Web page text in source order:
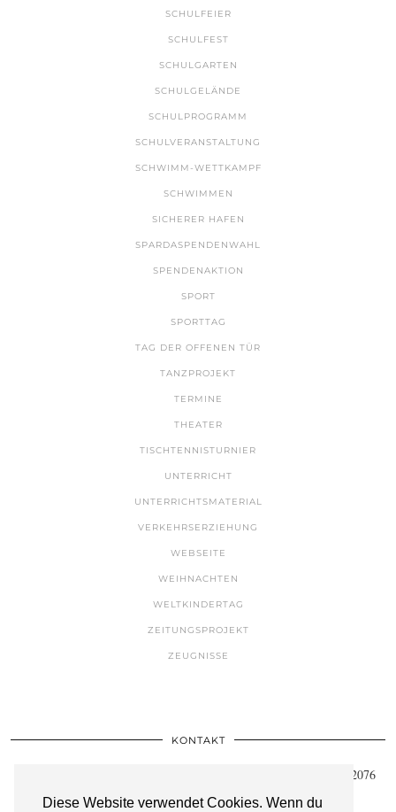
Diese Website verwendet Cookies. Wenn du
SCHULFEIER
SCHULFEST
SCHULGARTEN
SCHULGELÄNDE
SCHULPROGRAMM
SCHULVERANSTALTUNG
SCHWIMM-WETTKAMPF
SCHWIMMEN
SICHERER HAFEN
SPARDASPENDENWAHL
SPENDENAKTION
SPORT
SPORTTAG
TAG DER OFFENEN TÜR
TANZPROJEKT
TERMINE
THEATER
TISCHTENNISTURNIER
UNTERRICHT
UNTERRICHTSMATERIAL
VERKEHRSERZIEHUNG
WEBSEITE
WEIHNACHTEN
WELTKINDERTAG
ZEITUNGSPROJEKT
ZEUGNISSE
KONTAKT
Städtische Gemeinschaftsgrundschule Walheim • Kirchberg 14 • 52076
Aachen